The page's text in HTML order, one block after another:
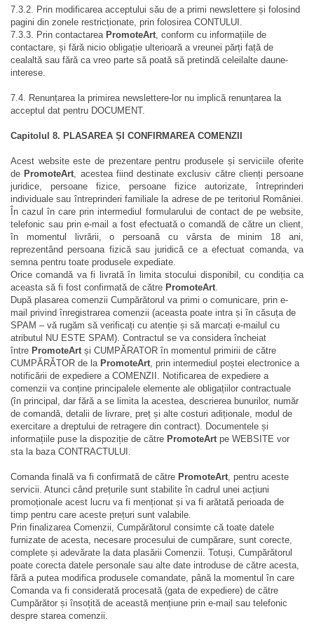
7.3.2. Prin modificarea acceptului său de a primi newslettere și folosind
pagini din zonele restricționate, prin folosirea CONTULUI.
7.3.3. Prin contactarea PromoteArt, conform cu informațiile de
contactare, și fără nicio obligație ulterioară a vreunei părți față de
cealaltă sau fără ca vreo parte să poată să pretindă celeilalte daune-
interese.
7.4. Renunțarea la primirea newslettere-lor nu implică renunțarea la
acceptul dat pentru DOCUMENT.
Capitolul 8. PLASAREA ȘI CONFIRMAREA COMENZII
Acest website este de prezentare pentru produsele și serviciile oferite
de PromoteArt, acestea fiind destinate exclusiv către clienți persoane
juridice, persoane fizice, persoane fizice autorizate, întreprinderi
individuale sau întreprinderi familiale la adrese de pe teritoriul României.
În cazul în care prin intermediul formularului de contact de pe website,
telefonic sau prin e-mail a fost efectuată o comandă de către un client,
în momentul livrării, o persoană cu vârsta de minim 18 ani,
reprezentând persoana fizică sau juridică ce a efectuat comanda, va
semna pentru toate produsele expediate.
Orice comandă va fi livrată în limita stocului disponibil, cu condiția ca
aceasta să fi fost confirmată de către PromoteArt.
După plasarea comenzii Cumpărătorul va primi o comunicare, prin e-
mail privind înregistrarea comenzii (aceasta poate intra și în căsuța de
SPAM – vă rugăm să verificați cu atenție și să marcați e-mailul cu
atributul NU ESTE SPAM). Contractul se va considera încheiat
între PromoteArtși CUMPĂRATOR în momentul primirii de către
CUMPĂRĂTOR de la PromoteArt, prin intermediul poștei electronice a
notificării de expediere a COMENZII. Notificarea de expediere a
comenzii va conține principalele elemente ale obligațiilor contractuale
(în principal, dar fără a se limita la acestea, descrierea bunurilor, număr
de comandă, detalii de livrare, preț și alte costuri adiționale, modul de
exercitare a dreptului de retragere din contract). Documentele și
informațiile puse la dispoziție de către PromoteArtpe WEBSITE vor
sta la baza CONTRACTULUI.
Comanda finală va fi confirmată de către PromoteArt, pentru aceste
servicii. Atunci când prețurile sunt stabilite în cadrul unei acțiuni
promoționale acest lucru va fi menționat și va fi arătată perioada de
timp pentru care aceste prețuri sunt valabile.
Prin finalizarea Comenzii, Cumpărătorul consimte că toate datele
furnizate de acesta, necesare procesului de cumpărare, sunt corecte,
complete și adevărate la data plasării Comenzii. Totuși, Cumpărătorul
poate corecta datele personale sau alte date introduse de către acesta,
fără a putea modifica produsele comandate, până la momentul în care
Comanda va fi considerată procesată (gata de expediere) de către
Cumpărător și însoțită de această mențiune prin e-mail sau telefonic
despre starea comenzii.